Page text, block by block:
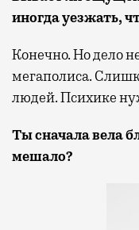
иногда уезжать,
Конечно. Но дело
мегаполиса.
людей. Психике
Ты сначала вела
мешало?